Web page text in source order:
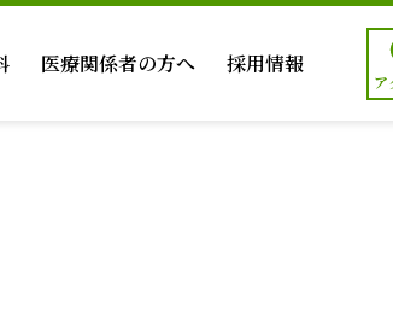
医療関係者の方へ 採用情報
ア